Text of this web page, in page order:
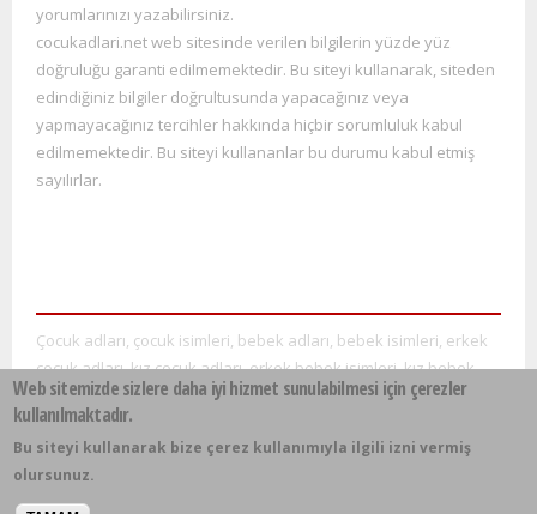
Web sitemizde sizlere daha iyi hizmet sunulabilmesi için çerezler
kullanılmaktadır.
Bu siteyi kullanarak bize çerez kullanımıyla ilgili izni vermiş
olursunuz.
yorumlarınızı yazabilirsiniz.
cocukadlari.net web sitesinde verilen bilgilerin yüzde yüz
doğruluğu garanti edilmemektedir. Bu siteyi kullanarak, siteden
edindiğiniz bilgiler doğrultusunda yapacağınız veya
yapmayacağınız tercihler hakkında hiçbir sorumluluk kabul
edilmemektedir. Bu siteyi kullananlar bu durumu kabul etmiş
sayılırlar.
Çocuk adları, çocuk isimleri, bebek adları, bebek isimleri, erkek
çocuk adları, kız çocuk adları, erkek bebek isimleri, kız bebek
isimleri, bebek ismi önerileri, popüler bebek isimleri, isimlerin
anlamları